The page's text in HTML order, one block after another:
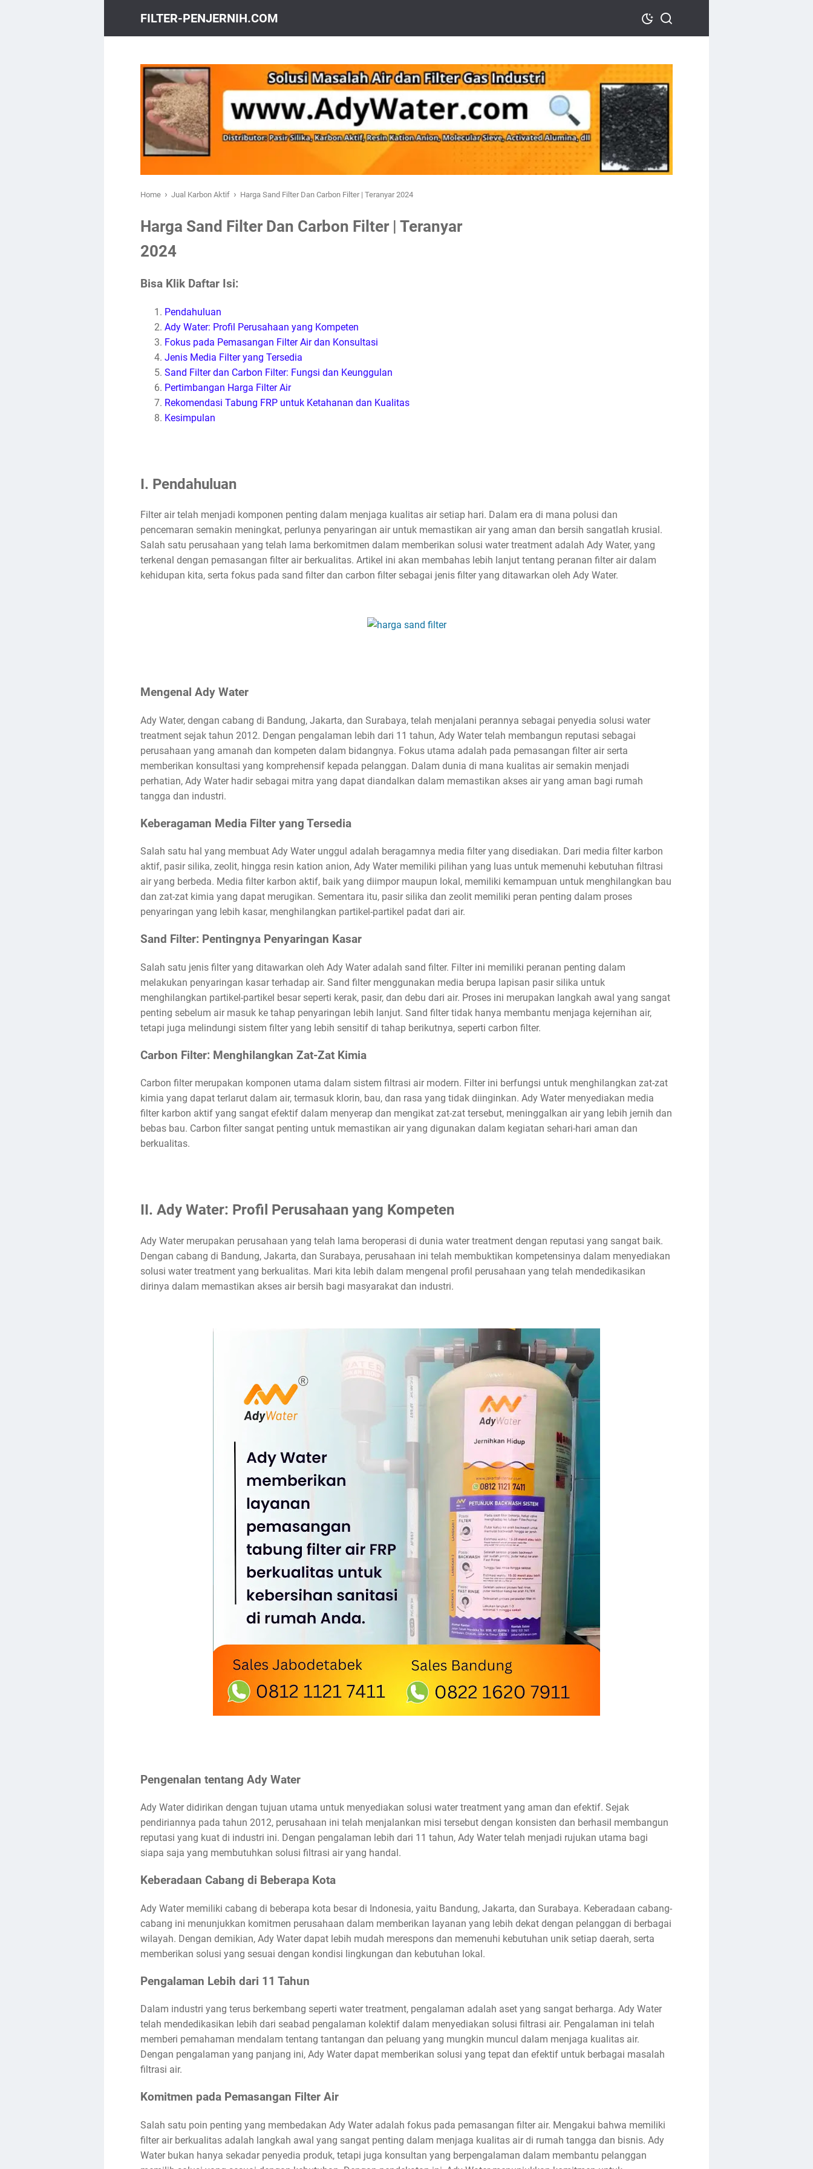
FILTER-PENJERNIH.COM
Home › Jual Karbon Aktif › Harga Sand Filter Dan Carbon Filter | Teranyar 2024
Harga Sand Filter Dan Carbon Filter | Teranyar
2024
Bisa Klik Daftar Isi:
Pendahuluan
Ady Water: Profil Perusahaan yang Kompeten
Fokus pada Pemasangan Filter Air dan Konsultasi
Jenis Media Filter yang Tersedia
Sand Filter dan Carbon Filter: Fungsi dan Keunggulan
Pertimbangan Harga Filter Air
Rekomendasi Tabung FRP untuk Ketahanan dan Kualitas
Kesimpulan
I. Pendahuluan
Filter air telah menjadi komponen penting dalam menjaga kualitas air setiap hari. Dalam era di mana polusi dan
pencemaran semakin meningkat, perlunya penyaringan air untuk memastikan air yang aman dan bersih sangatlah krusial.
Salah satu perusahaan yang telah lama berkomitmen dalam memberikan solusi water treatment adalah Ady Water, yang
terkenal dengan pemasangan filter air berkualitas. Artikel ini akan membahas lebih lanjut tentang peranan filter air dalam
kehidupan kita, serta fokus pada sand filter dan carbon filter sebagai jenis filter yang ditawarkan oleh Ady Water.
Mengenal Ady Water
Ady Water, dengan cabang di Bandung, Jakarta, dan Surabaya, telah menjalani perannya sebagai penyedia solusi water
treatment sejak tahun 2012. Dengan pengalaman lebih dari 11 tahun, Ady Water telah membangun reputasi sebagai
perusahaan yang amanah dan kompeten dalam bidangnya. Fokus utama adalah pada pemasangan filter air serta
memberikan konsultasi yang komprehensif kepada pelanggan. Dalam dunia di mana kualitas air semakin menjadi
perhatian, Ady Water hadir sebagai mitra yang dapat diandalkan dalam memastikan akses air yang aman bagi rumah
tangga dan industri.
Keberagaman Media Filter yang Tersedia
Salah satu hal yang membuat Ady Water unggul adalah beragamnya media filter yang disediakan. Dari media filter karbon
aktif, pasir silika, zeolit, hingga resin kation anion, Ady Water memiliki pilihan yang luas untuk memenuhi kebutuhan filtrasi
air yang berbeda. Media filter karbon aktif, baik yang diimpor maupun lokal, memiliki kemampuan untuk menghilangkan bau
dan zat-zat kimia yang dapat merugikan. Sementara itu, pasir silika dan zeolit memiliki peran penting dalam proses
penyaringan yang lebih kasar, menghilangkan partikel-partikel padat dari air.
Sand Filter: Pentingnya Penyaringan Kasar
Salah satu jenis filter yang ditawarkan oleh Ady Water adalah sand filter. Filter ini memiliki peranan penting dalam
melakukan penyaringan kasar terhadap air. Sand filter menggunakan media berupa lapisan pasir silika untuk
menghilangkan partikel-partikel besar seperti kerak, pasir, dan debu dari air. Proses ini merupakan langkah awal yang sangat
penting sebelum air masuk ke tahap penyaringan lebih lanjut. Sand filter tidak hanya membantu menjaga kejernihan air,
tetapi juga melindungi sistem filter yang lebih sensitif di tahap berikutnya, seperti carbon filter.
Carbon Filter: Menghilangkan Zat-Zat Kimia
Carbon filter merupakan komponen utama dalam sistem filtrasi air modern. Filter ini berfungsi untuk menghilangkan zat-zat
kimia yang dapat terlarut dalam air, termasuk klorin, bau, dan rasa yang tidak diinginkan. Ady Water menyediakan media
filter karbon aktif yang sangat efektif dalam menyerap dan mengikat zat-zat tersebut, meninggalkan air yang lebih jernih dan
bebas bau. Carbon filter sangat penting untuk memastikan air yang digunakan dalam kegiatan sehari-hari aman dan
berkualitas.
II. Ady Water: Profil Perusahaan yang Kompeten
Ady Water merupakan perusahaan yang telah lama beroperasi di dunia water treatment dengan reputasi yang sangat baik.
Dengan cabang di Bandung, Jakarta, dan Surabaya, perusahaan ini telah membuktikan kompetensinya dalam menyediakan
solusi water treatment yang berkualitas. Mari kita lebih dalam mengenal profil perusahaan yang telah mendedikasikan
dirinya dalam memastikan akses air bersih bagi masyarakat dan industri.
Pengenalan tentang Ady Water
Ady Water didirikan dengan tujuan utama untuk menyediakan solusi water treatment yang aman dan efektif. Sejak
pendiriannya pada tahun 2012, perusahaan ini telah menjalankan misi tersebut dengan konsisten dan berhasil membangun
reputasi yang kuat di industri ini. Dengan pengalaman lebih dari 11 tahun, Ady Water telah menjadi rujukan utama bagi
siapa saja yang membutuhkan solusi filtrasi air yang handal.
Keberadaan Cabang di Beberapa Kota
Ady Water memiliki cabang di beberapa kota besar di Indonesia, yaitu Bandung, Jakarta, dan Surabaya. Keberadaan cabang-
cabang ini menunjukkan komitmen perusahaan dalam memberikan layanan yang lebih dekat dengan pelanggan di berbagai
wilayah. Dengan demikian, Ady Water dapat lebih mudah merespons dan memenuhi kebutuhan unik setiap daerah, serta
memberikan solusi yang sesuai dengan kondisi lingkungan dan kebutuhan lokal.
Pengalaman Lebih dari 11 Tahun
Dalam industri yang terus berkembang seperti water treatment, pengalaman adalah aset yang sangat berharga. Ady Water
telah mendedikasikan lebih dari seabad pengalaman kolektif dalam menyediakan solusi filtrasi air. Pengalaman ini telah
memberi pemahaman mendalam tentang tantangan dan peluang yang mungkin muncul dalam menjaga kualitas air.
Dengan pengalaman yang panjang ini, Ady Water dapat memberikan solusi yang tepat dan efektif untuk berbagai masalah
filtrasi air.
Komitmen pada Pemasangan Filter Air
Salah satu poin penting yang membedakan Ady Water adalah fokus pada pemasangan filter air. Mengakui bahwa memiliki
filter air berkualitas adalah langkah awal yang sangat penting dalam menjaga kualitas air di rumah tangga dan bisnis. Ady
Water bukan hanya sekadar penyedia produk, tetapi juga konsultan yang berpengalaman dalam membantu pelanggan